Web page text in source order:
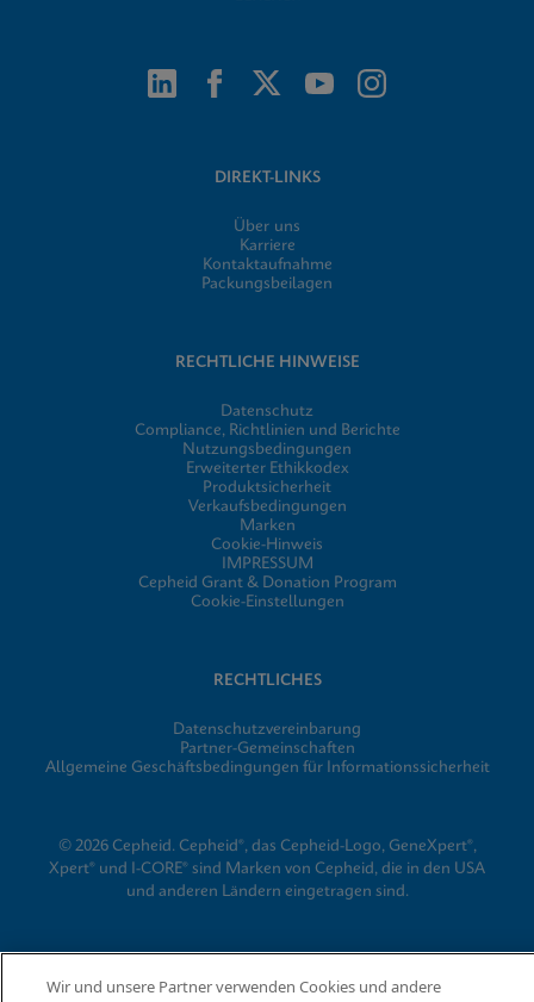
DIREKT-LINKS
Über uns
Karriere
Kontaktaufnahme
Packungsbeilagen
RECHTLICHE HINWEISE
Datenschutz
Compliance, Richtlinien und Berichte
Nutzungsbedingungen
Erweiterter Ethikkodex
Produktsicherheit
Verkaufsbedingungen
Marken
Cookie-Hinweis
IMPRESSUM
Cepheid Grant & Donation Program
Cookie-Einstellungen
RECHTLICHES
Datenschutzvereinbarung
Partner-Gemeinschaften
Allgemeine Geschäftsbedingungen für Informationssicherheit
© 2026 Cepheid. Cepheid®, das Cepheid-Logo, GeneXpert®,
Xpert® und I-CORE® sind Marken von Cepheid, die in den USA
und anderen Ländern eingetragen sind.
Wir und unsere Partner verwenden Cookies und andere